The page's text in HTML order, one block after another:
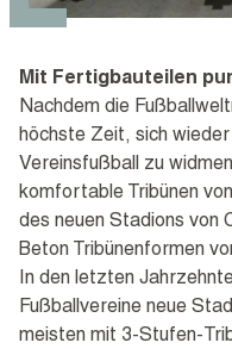
Mit Fertigbauteilen
Nachdem die
höchste Zeit, sich
Vereinsfußball zu
komfortable Tribünen
des neuen Stadions von
Beton Tribünenformen
In den letzten
Fußballvereine neue
meisten mit 3-Stufen-